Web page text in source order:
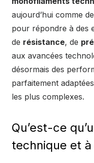
aujourd’hui comme
pour répondre à des
de résistance, de
aux avancées
désormais des
parfaitement
les plus complexes.
Qu’est-ce
technique et